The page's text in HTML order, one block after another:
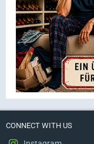
CONNECT WITH US